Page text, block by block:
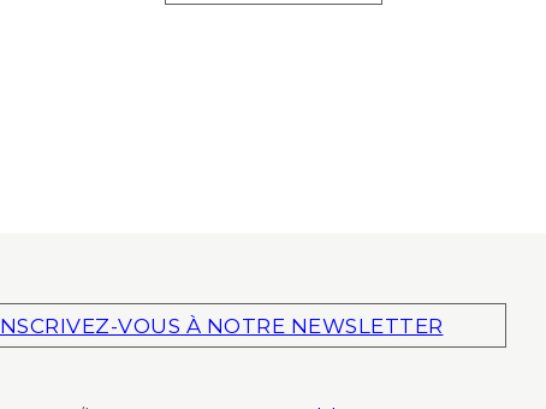
VOUS À NOTRE NEWSLETTER